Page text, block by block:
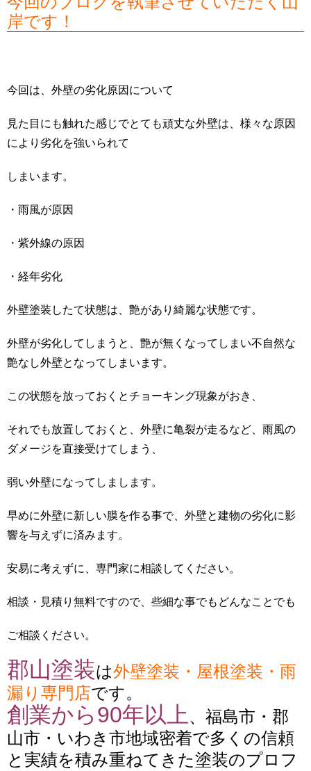
岸です！
今回は、外壁の劣化原因について
見た目にも触れた感じでとても頑丈な外壁は、様々な原因
により劣化を強いられて
しまいます。
・雨風が原因
・紫外線の原因
・経年劣化
外壁塗装したて状態は、艶があり綺麗な状態です。
外壁が劣化してしまうと、艶が無くなってしまい不自然な
艶なし外壁となってしまいます。
この状態を放っておくとチョーキング現象がおき、
それでも放置しておくと、外壁に亀裂が走るなど、雨風の
ダメージを直接受けてしまう、
弱い外壁になってしまします。
早めに外壁に新しい膜を作る事で、外壁と建物の劣化に影
響を与えずに済みます。
安易に考えずに、専門家に相談してください。
相談・見積り無料ですので、些細な事でもどんなことでも
ご相談ください。
郡山塗装は外壁塗装・屋根塗装・雨
漏り専門店です。
創業から90年以上 、福島市・郡
山市・いわき市地域密着で多くの信頼
と実績を積み重ねてきた塗装のプロフ